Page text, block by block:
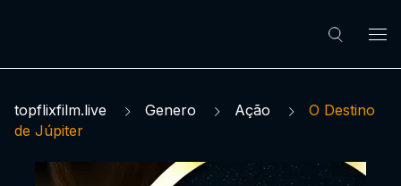
topflixfilm.live Genero Ação
O Destino
de Júpiter